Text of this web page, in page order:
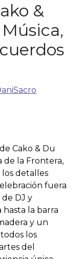
&
Cako & Du
de la Frontera,
detalles
fuera
DJ y
hasta la barra
y un
los
del